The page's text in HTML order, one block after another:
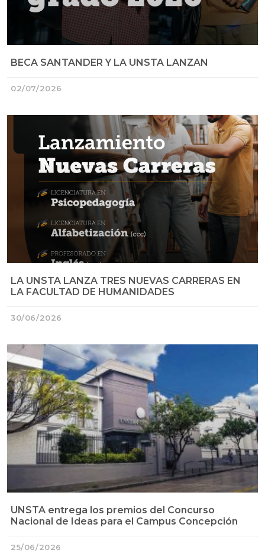
BECA SANTANDER Y LA UNSTA LANZAN
02/07/2026
LA UNSTA LANZA TRES NUEVAS CARRERAS EN
LA FACULTAD DE HUMANIDADES
30/06/2026
UNSTA entrega los premios del Concurso
Nacional de Ideas para el Campus Concepción
25/06/2026